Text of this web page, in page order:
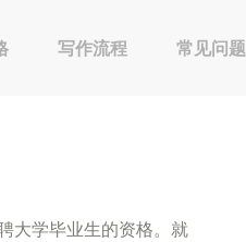
写作流程 常见问题
大学毕业生的资格。就